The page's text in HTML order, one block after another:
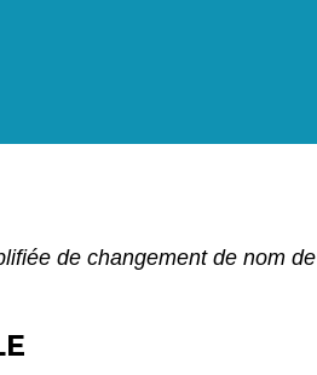
de changement de nom de